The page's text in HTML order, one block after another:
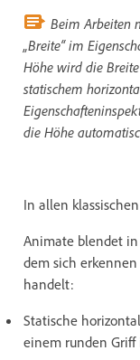
Beim Arbeiten
„Breite“ im
Höhe wird die
statischem
die Höhe
In allen
Animate blendet in
dem sich
handelt:
Statische
einem runden Griff